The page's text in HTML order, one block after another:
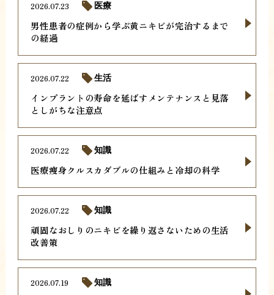
男性患者の症例から学ぶ黄ニキビが完治するまで
の経過
2026.07.23 医療
インプラントの寿命を延ばすメンテナンスと見落
としがちな注意点
2026.07.22 生活
医療痩身クルスカダブルの仕組みと冷却の科学
2026.07.22 知識
頑固なおしりのニキビを繰り返さないための生活
改善策
2026.07.22 知識
2026.07.19 知識